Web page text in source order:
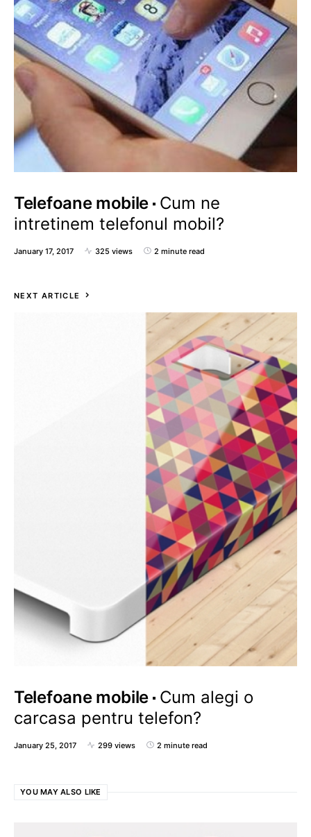
Telefoane mobile Cum ne
intretinem telefonul mobil?
January 17, 2017 325 views 2 minute read
NEXT ARTICLE
Telefoane mobile Cum alegi o
carcasa pentru telefon?
January 25, 2017 299 views 2 minute read
YOU MAY ALSO LIKE